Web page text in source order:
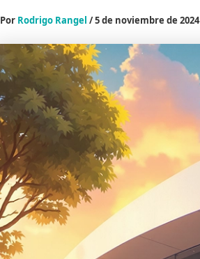
Por Rodrigo Rangel /5 de noviembre de 2024